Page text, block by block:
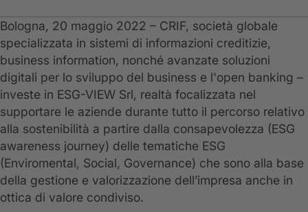
Bologna, 20 maggio 2022 – CRIF, società globale
specializzata in sistemi di informazioni creditizie,
business information, nonché avanzate soluzioni
digitali per lo sviluppo del business e l'open banking –
investe in ESG-VIEW Srl, realtà focalizzata nel
supportare le aziende durante tutto il percorso relativo
alla sostenibilità a partire dalla consapevolezza (ESG
awareness journey) delle tematiche ESG
(Enviromental, Social, Governance) che sono alla base
della gestione e valorizzazione dell’impresa anche in
ottica di valore condiviso.